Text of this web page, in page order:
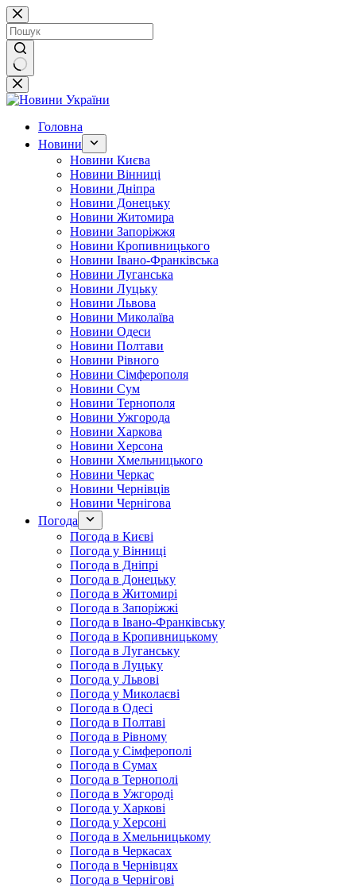
Перейти
до
вмісту
Немає
результатів
Головна
Новини
Новини Києва
Новини Вінниці
Новини Дніпра
Новини Донецьку
Новини Житомира
Новини Запоріжжя
Новини Кропивницького
Новини Івано-Франківська
Новини Луганська
Новини Луцьку
Новини Львова
Новини Миколаїва
Новини Одеси
Новини Полтави
Новини Рівного
Новини Сімферополя
Новини Сум
Новини Тернополя
Новини Ужгорода
Новини Харкова
Новини Херсона
Новини Хмельницького
Новини Черкас
Новини Чернівців
Новини Чернігова
Погода
Погода в Києві
Погода у Вінниці
Погода в Дніпрі
Погода в Донецьку
Погода в Житомирі
Погода в Запоріжжі
Погода в Івано-Франківську
Погода в Кропивницькому
Погода в Луганську
Погода в Луцьку
Погода у Львові
Погода у Миколаєві
Погода в Одесі
Погода в Полтаві
Погода в Рівному
Погода у Сімферополі
Погода в Сумах
Погода в Тернополі
Погода в Ужгороді
Погода у Харкові
Погода у Херсоні
Погода в Хмельницькому
Погода в Черкасах
Погода в Чернівцях
Погода в Чернігові